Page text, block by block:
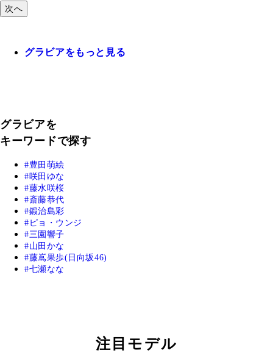
次へ
グラビアをもっと見る
グラビアを
キーワードで探す
豊田萌絵
咲田ゆな
藤水咲桜
斎藤恭代
鍛治島彩
ピョ・ウンジ
三園響子
山田かな
藤嶌果歩(日向坂46)
七瀬なな
注目モデル